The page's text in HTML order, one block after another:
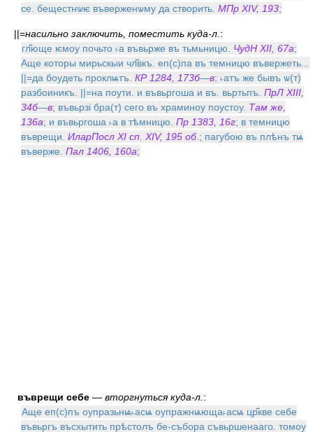
се. бещестнѡѥ въверженѡму да створить. МПр XIV, 193;
||=насильно заключить, поместить куда-л. :
гл҃юще ѥмоу почьто ˫а въвьрже въ тьмьницю. ЧудН XII, 67а;
Аще которы мирьскыи чл҃вкъ. еп(с)па въ темницю въвержеть...
||=да боудеть проклѩтъ. КР 1284, 173б—в; ˫атъ же бывъ ѡ(т)
разбоиникъ. ||=на поути. и въвьргоша и въ. вьртьпъ. ПрЛ XIII,
34б—в; въвьрзi бра(т) сего въ храминоу поустоу. Там же,
136а; и въвьргоша ˫а в тѣмницю. Пр 1383, 16г; в темницю
въврещи. ИларПосл XI сп. XIV, 195 об.; пагубою въ плѣнъ тѩ
въверже. Пал 1406, 160а;
въврещи себе — вторгнуться куда-л. :
Аще еп(с)пъ оупразьнѩ˫асѩ оупражнѩюща˫асѩ цр҃кве себе
въвьргъ въсхытить прѣстолъ бе-събора съвьршенааго. томоу